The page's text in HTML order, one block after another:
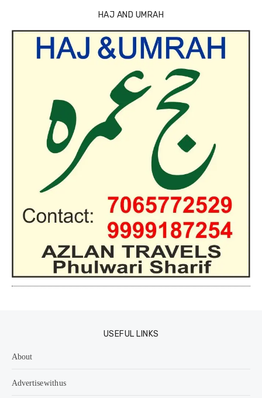
HAJ AND UMRAH
USEFUL LINKS
About
Advertise with us